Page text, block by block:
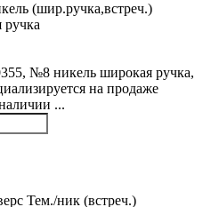
№8 никель широкая ручка,
на продаже
...